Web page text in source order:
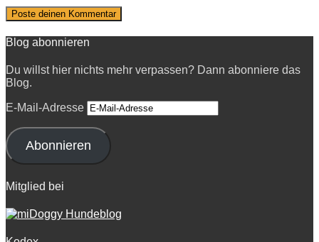
Blog abonnieren
Du willst hier nichts mehr verpassen? Dann abonniere das
Blog.
E-Mail-Adresse
Abonnieren
Mitglied bei